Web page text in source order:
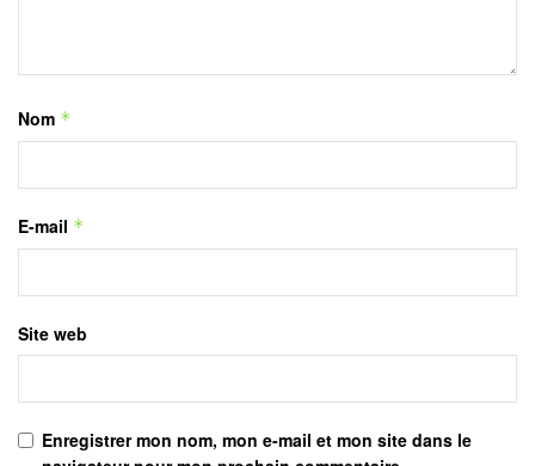
Nom *
E-mail *
Site web
Enregistrer mon nom, mon e-mail et mon site dans le